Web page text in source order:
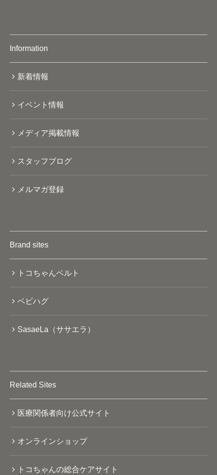
Information
新着情報
イベント情報
メディア掲載情報
スタッフブログ
メルマガ登録
Brand sites
トコちゃんベルト
ベビハグ
SasaeLa（ササエラ）
Related Sites
医療関係者向け公式サイト
オンラインショップ
トコちゃんの総合ケアサイト